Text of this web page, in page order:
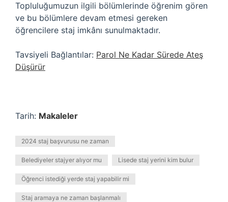
Topluluğumuzun ilgili bölümlerinde öğrenim gören
ve bu bölümlere devam etmesi gereken
öğrencilere staj imkânı sunulmaktadır.
Tavsiyeli Bağlantılar: Parol Ne Kadar Sürede Ateş
Düşürür
Tarih: Makaleler
2024 staj başvurusu ne zaman
Belediyeler stajyer alıyor mu Lisede staj yerini kim bulur
Öğrenci istediği yerde staj yapabilir mi
Staj aramaya ne zaman başlanmalı